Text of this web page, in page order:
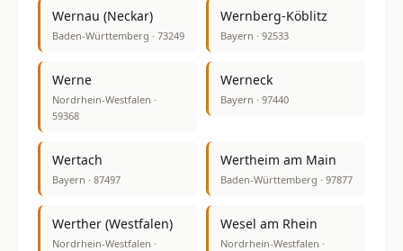
Wernau (Neckar)
Baden-Württemberg · 73249
Wernberg-Köblitz
Bayern · 92533
Werne
Nordrhein-Westfalen ·
59368
Werneck
Bayern · 97440
Wertach
Bayern · 87497
Wertheim am Main
Baden-Württemberg · 97877
Werther (Westfalen)
Nordrhein-Westfalen ·
Wesel am Rhein
Nordrhein-Westfalen ·